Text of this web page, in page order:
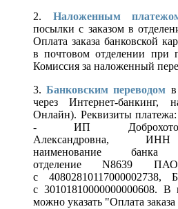
2. Наложенным
посылки с заказом в
Оплата заказа банковской
в почтовом отделении при
Комиссия за наложенный
3.Банковским переводом
через Интернет-банкинг,
Онлайн). Реквизиты платежа:
- ИП
Александровна, ИНН
наименование
отделение N8639
с
с 30101810000000000608. В
можно указать "Оплата